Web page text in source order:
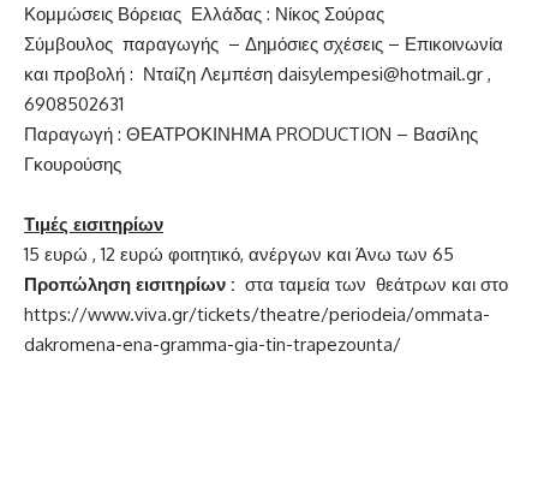
Κομμώσεις Βόρειας Ελλάδας : Νίκος Σούρας
Σύμβουλος παραγωγής – Δημόσιες σχέσεις – Επικοινωνία
και προβολή : Νταίζη Λεμπέση daisylempesi@hotmail.gr ,
6908502631
Παραγωγή : ΘΕΑΤΡΟΚΙΝΗΜΑ PRODUCTION – Βασίλης
Γκουρούσης
Τιμές εισιτηρίων
15 ευρώ , 12 ευρώ φοιτητικό, ανέργων και Άνω των 65
Προπώληση εισιτηρίων : στα ταμεία των θεάτρων και στο
https://www.viva.gr/tickets/theatre/periodeia/ommata-
dakromena-ena-gramma-gia-tin-trapezounta/